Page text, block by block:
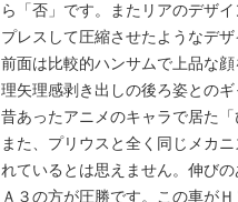
ら「否」です。またリアのデザ
プレスして圧縮させたようなデ
前面は比較的ハンサムで上品な
理矢理感剥き出しの後ろ姿との
昔あったアニメのキャラで居た「
また、プリウスと全く同じメカ
れているとは思えません。伸び
Ａ３の方が圧勝です。この車が